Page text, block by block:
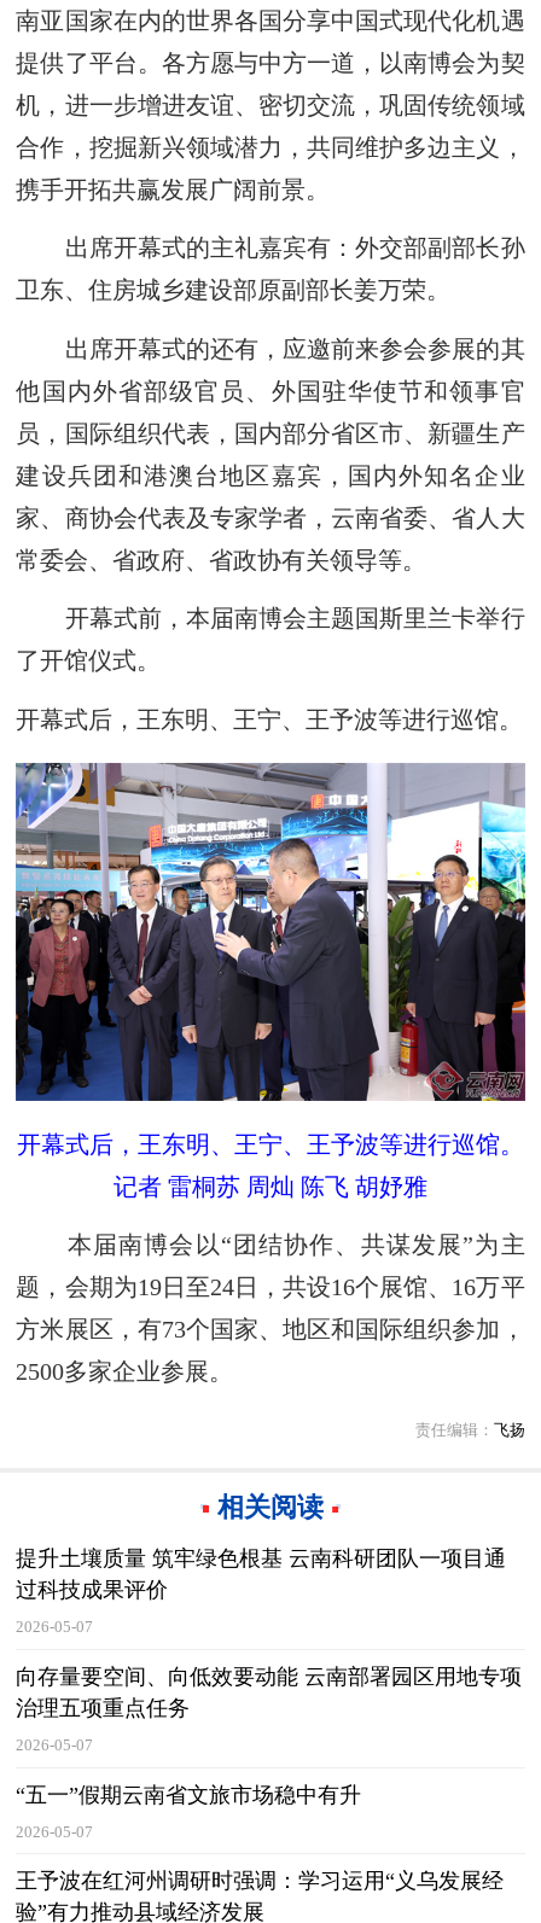
南亚国家在内的世界各国分享中国式现代化机遇
提供了平台。各方愿与中方一道，以南博会为契
机，进一步增进友谊、密切交流，巩固传统领域
合作，挖掘新兴领域潜力，共同维护多边主义，
携手开拓共赢发展广阔前景。
出席开幕式的主礼嘉宾有：外交部副部长孙
卫东、住房城乡建设部原副部长姜万荣。
出席开幕式的还有，应邀前来参会参展的其
他国内外省部级官员、外国驻华使节和领事官
员，国际组织代表，国内部分省区市、新疆生产
建设兵团和港澳台地区嘉宾，国内外知名企业
家、商协会代表及专家学者，云南省委、省人大
常委会、省政府、省政协有关领导等。
开幕式前，本届南博会主题国斯里兰卡举行
了开馆仪式。
开幕式后，王东明、王宁、王予波等进行巡馆。
开幕式后，王东明、王宁、王予波等进行巡馆。
记者 雷桐苏 周灿 陈飞 胡妤雅
本届南博会以“团结协作、共谋发展”为主
题，会期为19日至24日，共设16个展馆、16万平
方米展区，有73个国家、地区和国际组织参加，
2500多家企业参展。
责任编辑： 飞扬
相关阅读
提升土壤质量 筑牢绿色根基 云南科研团队一项目通
过科技成果评价
2026-05-07
向存量要空间、向低效要动能 云南部署园区用地专项
治理五项重点任务
2026-05-07
“五一”假期云南省文旅市场稳中有升
2026-05-07
王予波在红河州调研时强调：学习运用“义乌发展经
验”有力推动县域经济发展